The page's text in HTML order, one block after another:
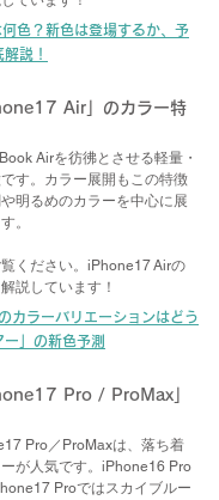
色？新色は登場するか、予
説！
Air」のカラー特
Airを彷彿とさせる軽量・
す。カラー展開もこの特徴
明るめのカラーを中心に展
。
ください。iPhone17 Airの
説しています！
カラーバリエーションはどう
」の新色予測
Pro / ProMax」
Pro／ProMaxは、落ち着
が人気です。iPhone16 Pro
Proではスカイブルー